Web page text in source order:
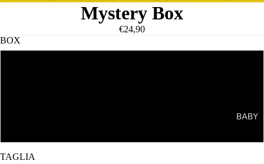
BABY
Mystery Box
€24,90
BOX
TAGLIA